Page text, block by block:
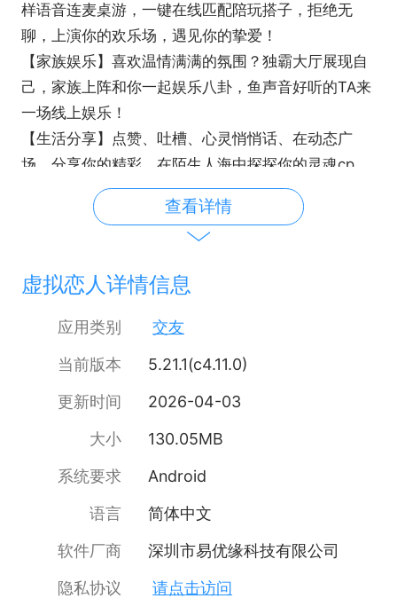
样语音连麦桌游，一键在线匹配陪玩搭子，拒绝无
聊，上演你的欢乐场，遇见你的挚爱！
【家族娱乐】喜欢温情满满的氛围？独霸大厅展现自
己，家族上阵和你一起娱乐八卦，鱼声音好听的TA来
一场线上娱乐！
【生活分享】点赞、吐槽、心灵悄悄话、在动态广
场，分享你的精彩。在陌生人海中探探你的灵魂cp，
找到与你心灵契合的TA！
【任性嗨聊】新潮表情，互撩互聊，随时随地开聊，
好比在耳边轻语，比呼吸氧气一样简单，一言不合就
查看详情
虚拟恋人详情信息
应用类别
交友
当前版本
5.21.1(c4.11.0)
更新时间
2026-04-03
大小
130.05MB
系统要求
Android
语言
简体中文
软件厂商
深圳市易优缘科技有限公司
隐私协议
请点击访问